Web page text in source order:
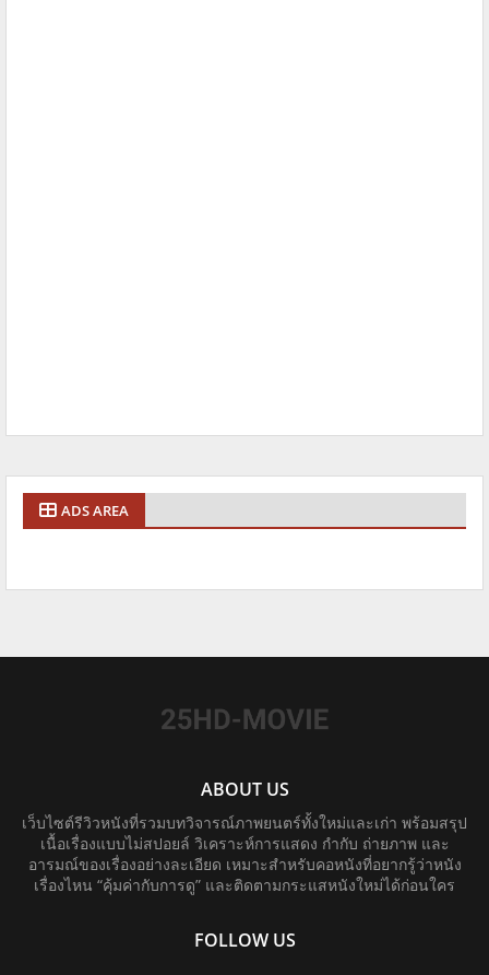
ADS AREA
ABOUT US
เว็บไซต์รีวิวหนังที่รวมบทวิจารณ์ภาพยนตร์ทั้งใหม่และเก่า พร้อมสรุป
เนื้อเรื่องแบบไม่สปอยล์ วิเคราะห์การแสดง กำกับ ถ่ายภาพ และ
อารมณ์ของเรื่องอย่างละเอียด เหมาะสำหรับคอหนังที่อยากรู้ว่าหนัง
เรื่องไหน “คุ้มค่ากับการดู” และติดตามกระแสหนังใหม่ได้ก่อนใคร
FOLLOW US